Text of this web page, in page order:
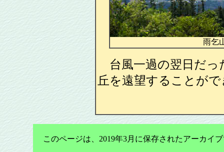
雨乞
台風一過の翌日だっ
丘を遠望することが
このページは、2019年3月に保存されたアーカイ